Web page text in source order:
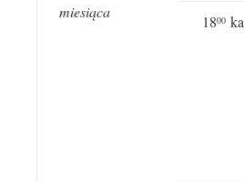
miesiąca
1800